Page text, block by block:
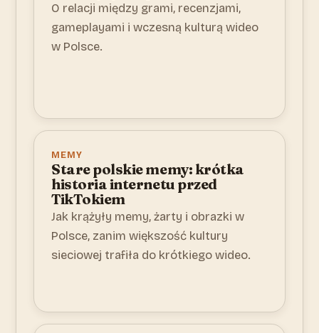
O relacji między grami, recenzjami,
gameplayami i wczesną kulturą wideo
w Polsce.
MEMY
Stare polskie memy: krótka
historia internetu przed
TikTokiem
Jak krążyły memy, żarty i obrazki w
Polsce, zanim większość kultury
sieciowej trafiła do krótkiego wideo.